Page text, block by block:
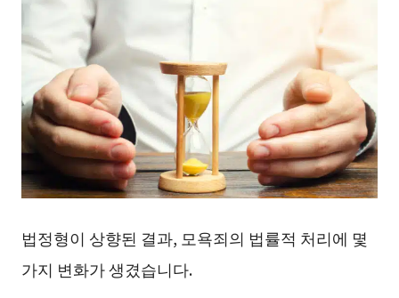
법정형이 상향된 결과, 모욕죄의 법률적 처리에 몇
가지 변화가 생겼습니다.